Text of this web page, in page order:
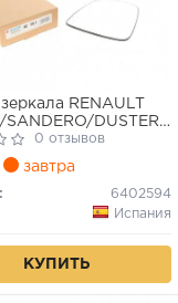
RENAULT
SANDERO/DUSTER/
0 отзывов
завтра
6402594
Испания
КУПИТЬ